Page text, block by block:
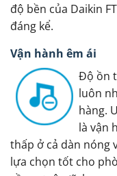
độ bền của Daikin
đáng kể.
Vận hành êm ái
Độ ồn
luôn
hàng.
là vận
thấp ở cả dàn nóng
lựa chọn tốt cho